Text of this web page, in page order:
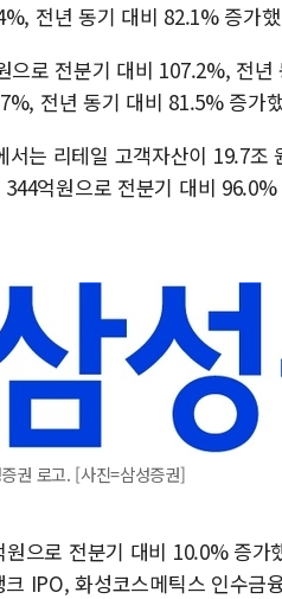
전년 동기 대비 82.1% 증가
으로 전분기 대비 107.2%, 전
전년 동기 대비 81.5% 증가
서는 리테일 고객자산이 19.7
억원으로 전분기 대비
권 로고. [사진=삼성증권]
원으로 전분기 대비 10.0% 증
IPO, 화성코스메틱스 인수금